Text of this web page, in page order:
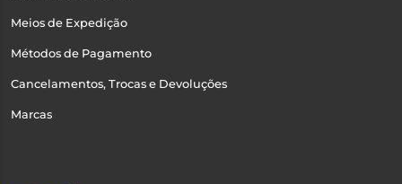
Meios de Expedição
Métodos de Pagamento
Cancelamentos, Trocas e Devoluções
Marcas